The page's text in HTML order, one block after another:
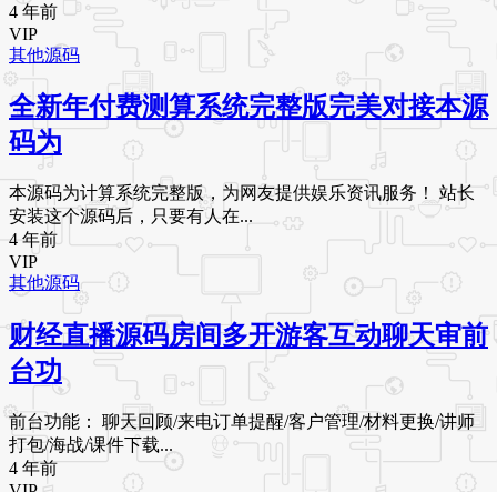
4 年前
VIP
其他源码
全新年付费测算系统完整版完美对接本源
码为
本源码为计算系统完整版，为网友提供娱乐资讯服务！ 站长
安装这个源码后，只要有人在...
4 年前
VIP
其他源码
财经直播源码房间多开游客互动聊天审前
台功
前台功能： 聊天回顾/来电订单提醒/客户管理/材料更换/讲师
打包/海战/课件下载...
4 年前